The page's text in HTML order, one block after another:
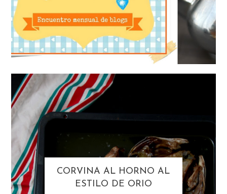
CORVINA AL HORNO AL
ESTILO DE ORIO